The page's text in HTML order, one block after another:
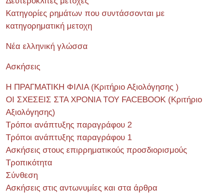
Κατηγορίες ρημάτων που συντάσσονται με
κατηγορηματική μετοχη
Νέα ελληνική γλώσσα
Ασκήσεις
Η ΠΡΑΓΜΑΤΙΚΗ ΦΙΛΙΑ (Κριτήριο Αξιολόγησης )
ΟΙ ΣΧΕΣΕΙΣ ΣΤΑ ΧΡΟΝΙΑ ΤΟΥ FACEBOOK (Kριτήριο
Αξιολόγησης)
Τρόποι ανάπτυξης παραγράφου 2
Τρόποι ανάπτυξης παραγράφου 1
Ασκήσεις στους επιρρηματικούς προσδιορισμούς
Τροπικότητα
Σύνθεση
Ασκήσεις στις αντωνυμίες και στα άρθρα